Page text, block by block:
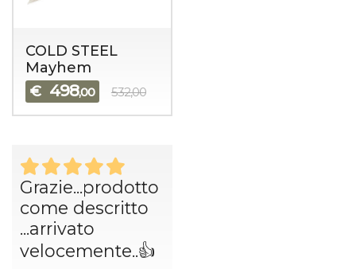
COLD STEEL
Mayhem
€ 498,00 532,00
Grazie...prodotto
come descritto
...arrivato
velocemente..👍